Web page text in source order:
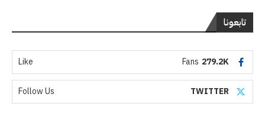
تابعونا
279.2K
Fans
Like
TWITTER
Follow Us